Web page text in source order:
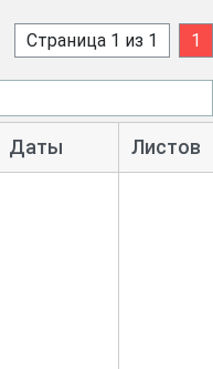
Страница 1 из 1 1
Даты Листов